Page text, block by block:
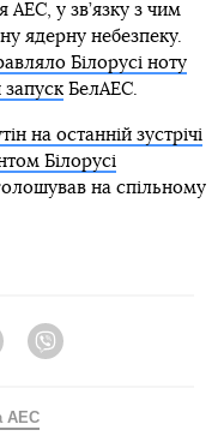
АЕС, у зв’язку з чим
ядерну небезпеку.
Білорусі ноту
запускБелАЕС.
на останній зустрічі
Білорусі
на спільному
Telegram
АЕС